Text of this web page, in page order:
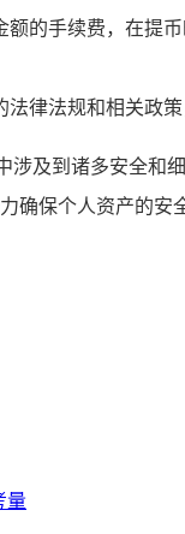
的手续费，在提
律法规和相关政
及到诸多安全
确保个人资产的安
量